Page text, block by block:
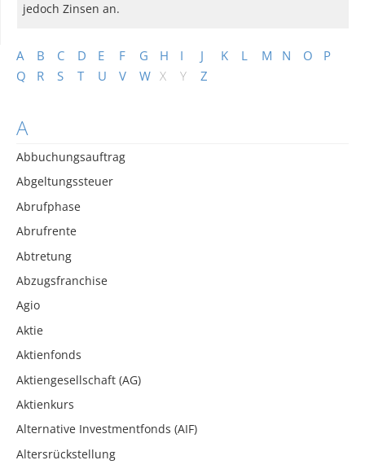
A B C D E F G H I J K L M N O
P
Q
R S T U V W X Y Z
A
Abbuchungsauftrag
Abgeltungssteuer
Abrufphase
Abrufrente
Abtretung
Abzugsfranchise
Agio
Aktie
Aktienfonds
Aktiengesellschaft (AG)
Aktienkurs
Alternative Investmentfonds (AIF)
Altersrückstellung
jedoch Zinsen an.